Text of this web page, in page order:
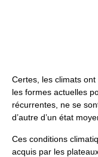
Certes, les climats
les formes actuelles
récurrentes, ne se
d’autre d’un état
Ces conditions
acquis par les